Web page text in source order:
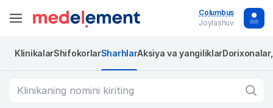
Columbus
Joylashuv
KlinikalarShifokorlarSharhlarAksiya va yangiliklar